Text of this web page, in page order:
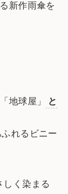
新作雨傘を
地球屋」
と
れるビニー
しく染まる